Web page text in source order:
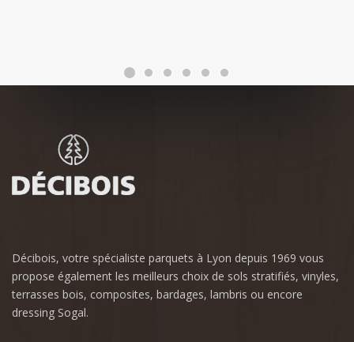
Décibois, votre spécialiste parquets à Lyon depuis 1969 vous
propose également les meilleurs choix de sols stratifiés, vinyles,
terrasses bois, composites, bardages, lambris ou encore
dressing Sogal.